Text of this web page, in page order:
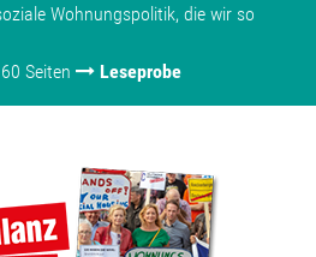
Wohnungspolitik, die wir so
Seiten
Leseprobe